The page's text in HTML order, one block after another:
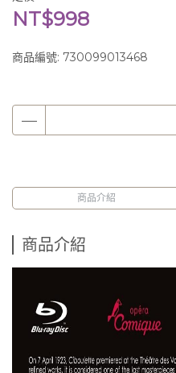
NT$998
商品編號: 730099013468
商品介紹
商品介紹